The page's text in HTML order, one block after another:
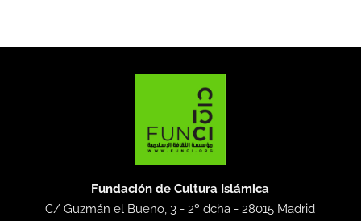
Fundación de Cultura Islámica
C/ Guzmán el Bueno, 3 - 2º dcha -28015 Madrid